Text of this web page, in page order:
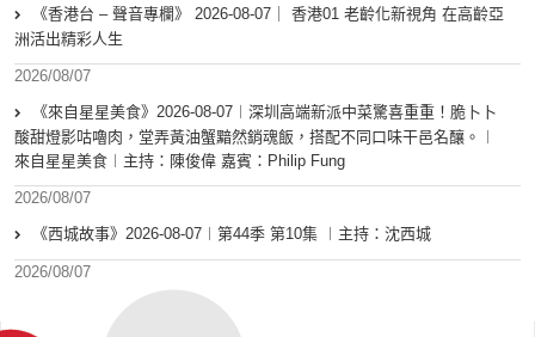
《香港台 – 聲音專欄》 2026-08-07｜ 香港01 老齡化新視角 在高齡亞
洲活出精彩人生
2026/08/07
《來自星星美食》2026-08-07︱深圳高端新派中菜驚喜重重！脆卜卜
酸甜燈影咕嚕肉，堂弄黃油蟹黯然銷魂飯，搭配不同口味干邑名釀。︱
來自星星美食︱主持：陳俊偉 嘉賓：Philip Fung
2026/08/07
《西城故事》2026-08-07︱第44季 第10集 ︱主持：沈西城
2026/08/07